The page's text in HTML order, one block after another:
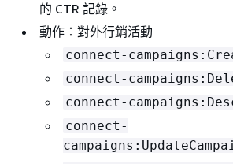
的 CTR 記錄。
動作：對外行銷活動
connect-
connect-
connect-
connect-